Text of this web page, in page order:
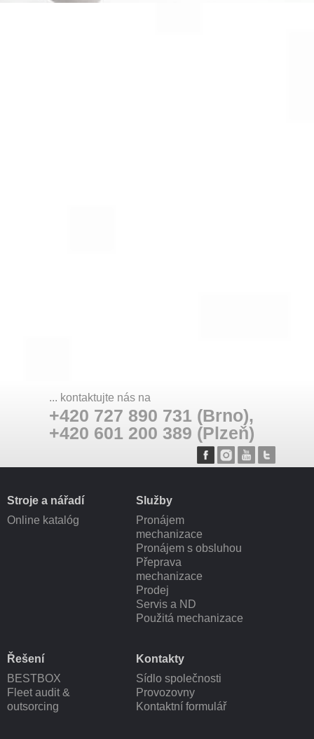
... kontaktujte nás na
+420 727 890 731 (Brno),
+420 601 200 389 (Plzeň)
Stroje a nářadí
Online katalóg
Služby
Pronájem
mechanizace
Pronájem s obsluhou
Přeprava
mechanizace
Prodej
Servis a ND
Použitá mechanizace
Řešení
BESTBOX
Fleet audit &
outsorcing
Kontakty
Sídlo společnosti
Provozovny
Kontaktní formulář